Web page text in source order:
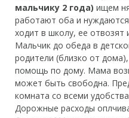
мальчику 2 года) ищем
работают оба и
ходит в школу, ее отвозят
Мальчик до обеда в
родители (близко от
помощь по дому. Мама
может быть свободна.
комната со всеми
Дорожные расходы